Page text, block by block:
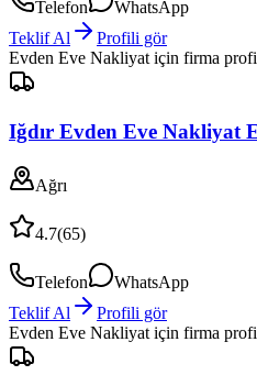
Telefon
WhatsApp
Teklif Al
Profili gör
Evden Eve Nakliyat için firma
Iğdır Evden Eve Nakliyat
Ağrı
4.7(65)
Telefon
WhatsApp
Teklif Al
Profili gör
Evden Eve Nakliyat için firma